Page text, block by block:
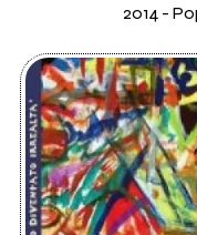
2014 -